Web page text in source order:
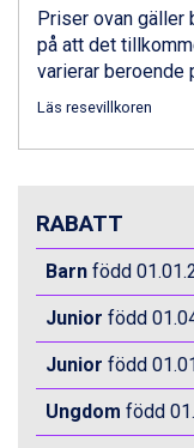
Alleghe från
Bad Gastein
Arabba från
Cervinia från
Bad
Saalbach från
Champoluc
Sestriere från
Wagrain från
Fieberbrunn
Ischgl från
Val Thorens
St. Anton från
Zell am See
Priser ovan gäller
på att det
varierar beroende
Läs resevillkoren
RABATT
Barn född
Junior född
Junior född
Ungdom född